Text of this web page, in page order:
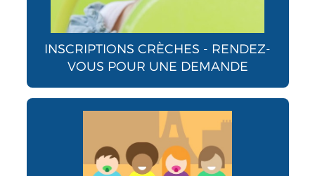
INSCRIPTIONS CRÈCHES - RENDEZ-
VOUS POUR UNE DEMANDE